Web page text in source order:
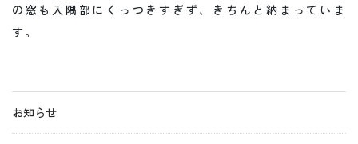
の窓も入隅部にくっつきすぎず、きちんと納まっていま
す。
お知らせ